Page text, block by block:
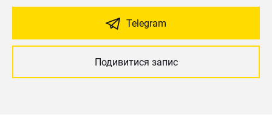
Telegram
Подивитися запис